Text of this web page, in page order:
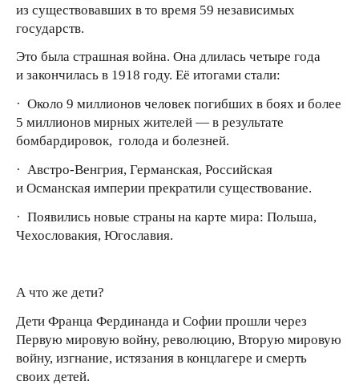
из существовавших в то время 59 независимых
государств.
Это была страшная война. Она длилась четыре года
и закончилась в 1918 году. Её итогами стали:
· Около 9 миллионов человек погибших в боях и более
5 миллионов мирных жителей — в результате
бомбардировок, голода и болезней.
· Австро-Венгрия, Германская, Российская
и Османская империи прекратили существование.
· Появились новые страны на карте мира: Польша,
Чехословакия, Югославия.
А что же дети?
Дети Франца Фердинанда и Софии прошли через
Первую мировую войну, революцию, Вторую мировую
войну, изгнание, истязания в концлагере и смерть
своих детей.